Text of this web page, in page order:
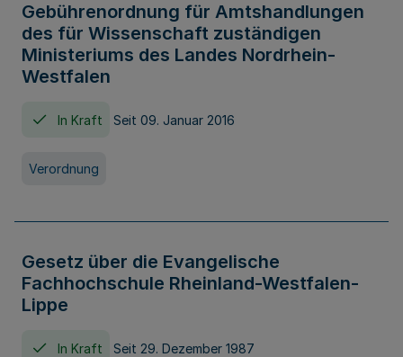
Gebührenordnung für Amtshandlungen
des für Wissenschaft zuständigen
Ministeriums des Landes Nordrhein-
Westfalen
In Kraft Seit 09. Januar 2016
Verordnung
Gesetz über die Evangelische
Fachhochschule Rheinland-Westfalen-
Lippe
In Kraft Seit 29. Dezember 1987